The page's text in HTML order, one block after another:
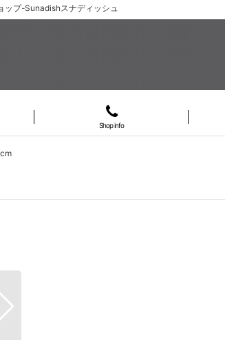
プ-Sunadishスナディッシュ
Shop info